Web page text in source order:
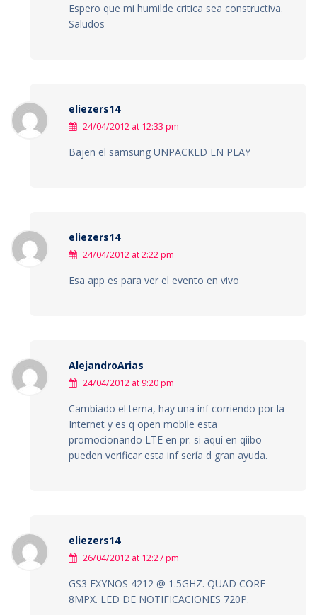
Espero que mi humilde critica sea constructiva.
Saludos
eliezers14
24/04/2012 at 12:33 pm
Bajen el samsung UNPACKED EN PLAY
eliezers14
24/04/2012 at 2:22 pm
Esa app es para ver el evento en vivo
AlejandroArias
24/04/2012 at 9:20 pm
Cambiado el tema, hay una inf corriendo por la
Internet y es q open mobile esta
promocionando LTE en pr. si aquí en qiibo
pueden verificar esta inf sería d gran ayuda.
eliezers14
26/04/2012 at 12:27 pm
GS3 EXYNOS 4212 @ 1.5GHZ. QUAD CORE
8MPX. LED DE NOTIFICACIONES 720P.